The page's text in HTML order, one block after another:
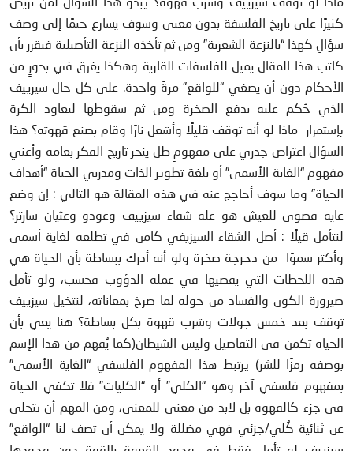
كثيرًا على تاريخ الفلسفة بدون معنى وسوف يسارع حتمًا إلى وصف
سؤالٍ كهذا “بالنزعة الشعرية” ومن ثم تأخذه النزعة التأصيلية فيقرر بأن
كاتب هذا المقال يميل للفلسفات القارية وهكذا يغرق في بحورٍ من
الأحكام دون أن يصغي “للواقع” مرةً واحدة. على كل حال سيزييف
الذي حُكم عليه بدفع الصخرة ومن ثم سقوطها ليعاود الكرة
بإستمرار ماذا لو أنه توقف قليلًا وأشعل نارًا وقام بصنع قهوته؟ هذا
السؤال اعتراض جذري على مفهومٍ ظل ينخر تاريخ الفكر بعامة وأعني
مفهوم “الغاية الأسمى” أو بلغة تطوير الذات ومدربي الحياة “أهداف
الحياة” وما سوف أحاجج عنه في هذه المقالة هو التالي : إن وضع
غاية قصوى للعيش هو علة شقاء سيزييف وغودو وغثيان سارتر؟
لنتأمل قيلًا : أصل الشقاء السيزيفي كامن في تطلعه لغاية أسمى
وأكثر سموًا من دحرجة صخرة ولو أنه أدرك ببساطة بأن الحياة هي
هذه اللحظات التي يقضيها في عمله الدؤوب فحسب، ولو تأمل
صيرورة الكون والفساد من حوله لما صرخ بمعاناته، لنتخيل سيزييف
توقف بعد خمس جولات وشرب قهوة بكل بساطة؟ هنا يعي بأن
الحياة تكمن في التفاصيل وليس الشيطان(كما يُفهم من هذا الإسم
بوصفه رمزًا للشر) يرتبط هذا المفهوم الفلسفي “الغاية الأسمى”
بمفهوم فلسفي آخر وهو “الكلي” أو “الكليات” فلا تكفي الحياة
في جزء كالقهوة بل لابد من معنى للمعنى، ومن المهم أن نتخلى
عن ثنائية كُلي/جزئي فهي مضللة ولا يمكن أن تصف لنا “الواقع”